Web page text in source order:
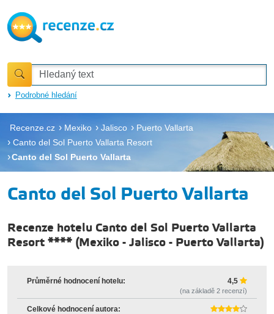
Podrobné hledání
Recenze.cz Mexiko Jalisco
Puerto Vallarta
Canto del Sol Puerto Vallarta Resort
Canto del Sol Puerto Vallarta
Canto del Sol Puerto Vallarta
Recenze hotelu Canto del Sol Puerto Vallarta
Resort **** (Mexiko - Jalisco - Puerto Vallarta)
Průměrné hodnocení hotelu: 4,5
(na základě 2 recenzí)
Celkové hodnocení autora: